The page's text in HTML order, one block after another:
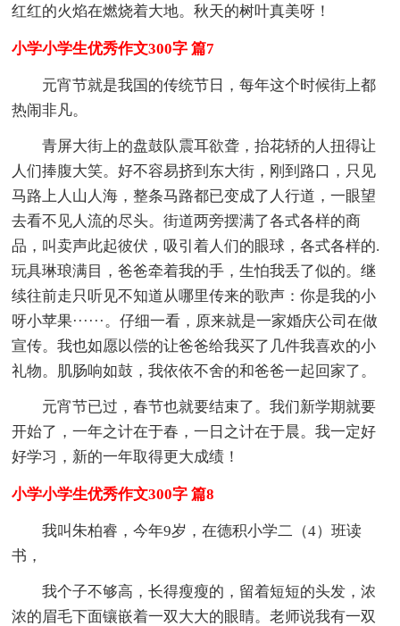
红红的火焰在燃烧着大地。秋天的树叶真美呀！
小学小学生优秀作文300字 篇7
元宵节就是我国的传统节日，每年这个时候街上都
热闹非凡。
青屏大街上的盘鼓队震耳欲聋，抬花轿的人扭得让
人们捧腹大笑。好不容易挤到东大街，刚到路口，只见
马路上人山人海，整条马路都已变成了人行道，一眼望
去看不见人流的尽头。街道两旁摆满了各式各样的商
品，叫卖声此起彼伏，吸引着人们的眼球，各式各样的.
玩具琳琅满目，爸爸牵着我的手，生怕我丢了似的。继
续往前走只听见不知道从哪里传来的歌声：你是我的小
呀小苹果······。仔细一看，原来就是一家婚庆公司在做
宣传。我也如愿以偿的让爸爸给我买了几件我喜欢的小
礼物。肌肠响如鼓，我依依不舍的和爸爸一起回家了。
元宵节已过，春节也就要结束了。我们新学期就要
开始了，一年之计在于春，一日之计在于晨。我一定好
好学习，新的一年取得更大成绩！
小学小学生优秀作文300字 篇8
我叫朱柏睿，今年9岁，在德积小学二（4）班读
书，
我个子不够高，长得瘦瘦的，留着短短的头发，浓
浓的眉毛下面镶嵌着一双大大的眼睛。老师说我有一双